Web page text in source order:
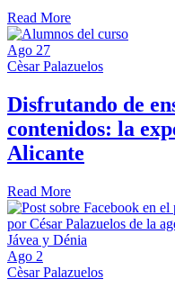
Read More
Ago 27
Cèsar Palazuelos
Disfrutando de
contenidos: la
Alicante
Read More
Ago 2
Cèsar Palazuelos